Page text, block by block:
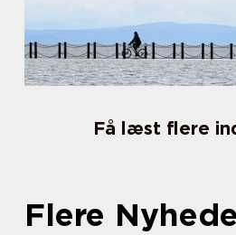
Få læst flere
Flere